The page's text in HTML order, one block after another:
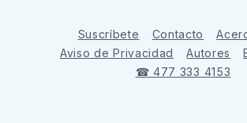
Suscríbete Contacto
Aviso de Privacidad
Autores
☎ 477 333 4153